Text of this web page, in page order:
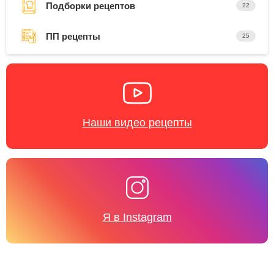
Подборки рецептов 22
ПП рецепты 25
Наши видео рецепты
Я в Instagram